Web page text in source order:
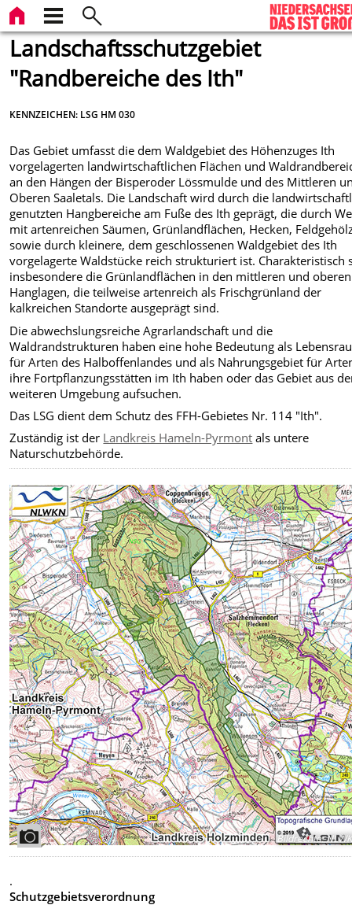
Landschaftsschutzgebiet
"Randbereiche des Ith"
KENNZEICHEN: LSG HM 030
Das Gebiet umfasst die dem Waldgebiet des Höhenzuges Ith
vorgelagerten landwirtschaftlichen Flächen und
an den Hängen der Bisperoder Lössmulde und des Mittleren
Oberen Saaletals. Die Landschaft wird durch die
genutzten Hangbereiche am Fuße des Ith geprägt, die durch
mit artenreichen Säumen, Grünlandflächen, Hecken,
sowie durch kleinere, dem geschlossenen Waldgebiet des Ith
vorgelagerte Waldstücke reich strukturiert ist. Charakteristisch
insbesondere die Grünlandflächen in den mittleren und oberen
Hanglagen, die teilweise artenreich als Frischgrünland der
kalkreichen Standorte ausgeprägt sind.
Die abwechslungsreiche Agrarlandschaft und die
Waldrandstrukturen haben eine hohe Bedeutung als
für Arten des Halboffenlandes und als Nahrungsgebiet für
ihre Fortpflanzungsstätten im Ith haben oder das Gebiet aus
weiteren Umgebung aufsuchen.
Das LSG dient dem Schutz des FFH-Gebietes Nr. 114 "Ith".
Zuständig ist der Landkreis Hameln-Pyrmont als untere
Naturschutzbehörde.
Bildrechte:
.
Schutzgebietsverordnung